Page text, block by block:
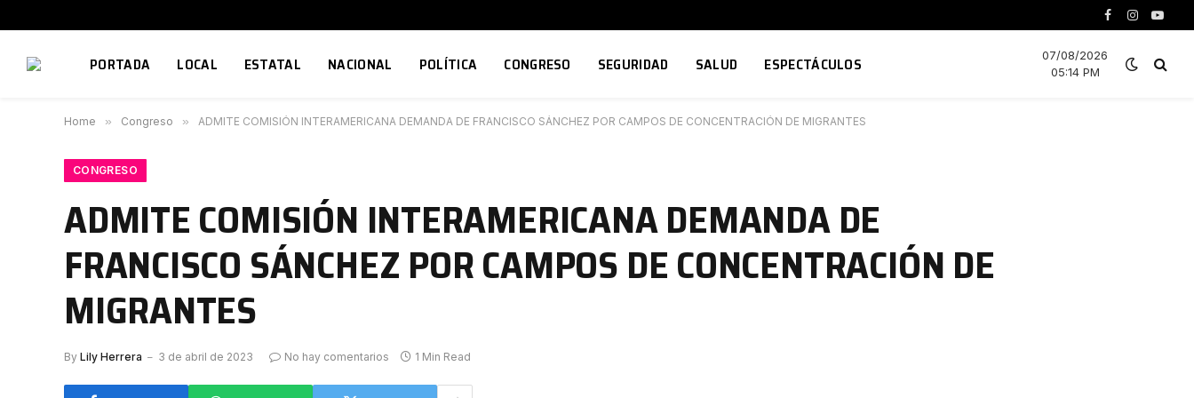
Facebook
Instagram
PORTADA LOCAL ESTATAL NACIONAL POLÍTICA CONGRESO SEGURIDAD SALUD ESPECTÁCULOS
07/08/2026
05:14 PM
Home » Congreso » ADMITE COMISIÓN INTERAMERICANA DEMANDA DE FRANCISCO SÁNCHEZ POR CAMPOS DE CONCENTRACIÓN DE MIGRANTES
CONGRESO
ADMITE COMISIÓN INTERAMERICANA DEMANDA DE
FRANCISCO SÁNCHEZ POR CAMPOS DE CONCENTRACIÓN DE
MIGRANTES
By Lily Herrera 3 de abril de 2023 No hay comentarios 1 Min Read